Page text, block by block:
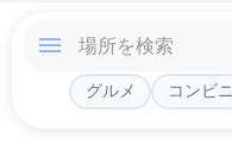
グルメ コンビニ